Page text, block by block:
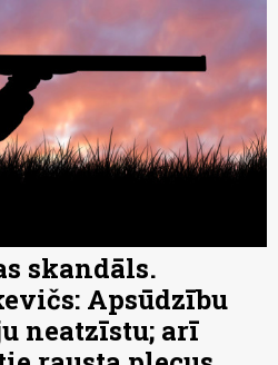
skandāls.
Apsūdzību
neatzīstu; arī